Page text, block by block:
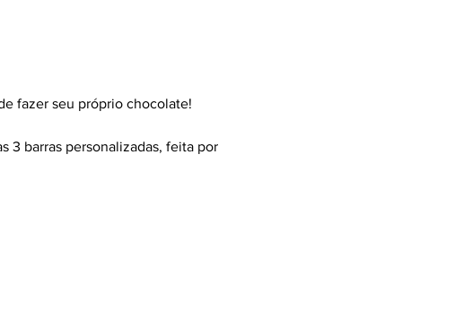
fazer seu próprio chocolate!
3 barras personalizadas, feita por